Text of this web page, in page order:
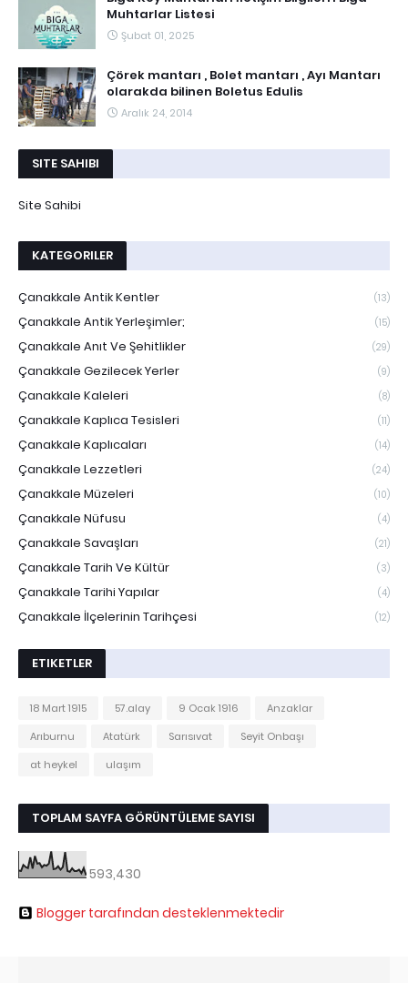
Muhtarlar Listesi
Şubat 01, 2025
Çörek mantarı , Bolet mantarı , Ayı Mantarı
olarakda bilinen Boletus Edulis
Aralık 24, 2014
SITE SAHIBI
Site Sahibi
KATEGORILER
Çanakkale Antik Kentler (13)
Çanakkale Antik Yerleşimler; (15)
Çanakkale Anıt Ve Şehitlikler (29)
Çanakkale Gezilecek Yerler (9)
Çanakkale Kaleleri (8)
Çanakkale Kaplıca Tesisleri (11)
Çanakkale Kaplıcaları (14)
Çanakkale Lezzetleri (24)
Çanakkale Müzeleri (10)
Çanakkale Nüfusu (4)
Çanakkale Savaşları (21)
Çanakkale Tarih Ve Kültür (3)
Çanakkale Tarihi Yapılar (4)
Çanakkale İlçelerinin Tarihçesi (12)
ETIKETLER
18 Mart 1915 57.alay 9 Ocak 1916
Anzaklar
Arıburnu
Atatürk Sarısıvat
Seyit Onbaşı
at heykel
ulaşım
TOPLAM SAYFA GÖRÜNTÜLEME SAYISI
593,430
Blogger tarafından desteklenmektedir